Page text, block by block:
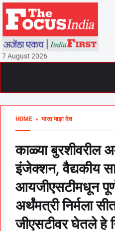
7 August 2026
HOME » भारत माझा देश
काळ्या बुरशीवरील
इंजेक्शन, वैद्यकीय
आयजीएसटीमधून
अर्थंमत्री निर्मला
जीएसटीवर घेतले हे